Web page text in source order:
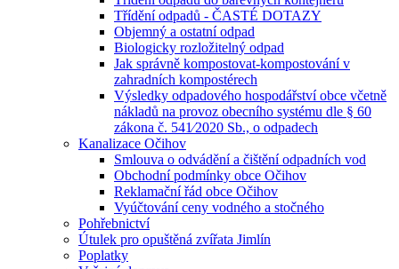
Třídění odpadů - ČASTÉ DOTAZY
Objemný a ostatní odpad
Biologicky rozložitelný odpad
Jak správně kompostovat-kompostování v
zahradních kompostérech
Výsledky odpadového hospodářství obce včetně
nákladů na provoz obecního systému dle § 60
zákona č. 541⁄2020 Sb., o odpadech
Kanalizace Očihov
Smlouva o odvádění a čištění odpadních vod
Obchodní podmínky obce Očihov
Reklamační řád obce Očihov
Vyúčtování ceny vodného a stočného
Pohřebnictví
Útulek pro opuštěná zvířata Jimlín
Poplatky